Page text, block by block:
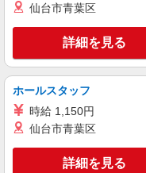
派遣社員
パーソルテンプスタッフ
（つくば）/26-0564986
［あん
茨
勤可≫ ※
仙台市青葉区
詳細を見る
ホールスタッフ
時給 1,150円
仙台市青葉区
詳細を見る